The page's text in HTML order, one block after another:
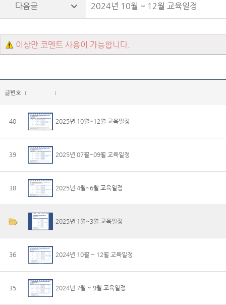
2024년 10월 ~ 12월 교육일정
이상만 코멘트 사용이 가능합니다.
글번호
40 2025년 10월~12월 교육일정
39 2025년 07월~09월 교육일정
38 2025년 4월~6월 교육일정
2025년 1월~3월 교육일정
36 2024년 10월 ~ 12월 교육일정
35 2024년 7월 ~ 9월 교육일정